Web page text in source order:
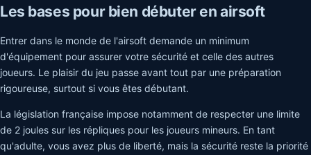
Les bases pour bien débuter en airsoft
Entrer dans le monde de l'airsoft demande un minimum
d'équipement pour assurer votre sécurité et celle des autres
joueurs. Le plaisir du jeu passe avant tout par une préparation
rigoureuse, surtout si vous êtes débutant.
La législation française impose notamment de respecter une limite
de 2 joules sur les répliques pour les joueurs mineurs. En tant
qu'adulte, vous avez plus de liberté, mais la sécurité reste la priorité